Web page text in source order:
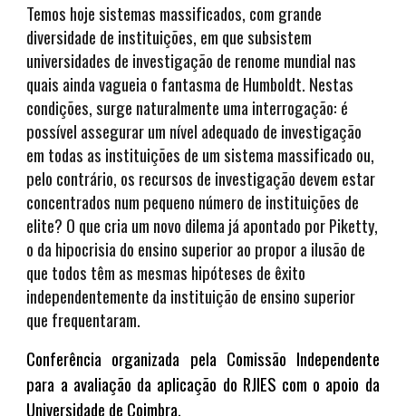
Temos hoje sistemas massificados, com grande
diversidade de instituições, em que subsistem
universidades de investigação de renome mundial nas
quais ainda vagueia o fantasma de Humboldt. Nestas
condições, surge naturalmente uma interrogação: é
possível assegurar um nível adequado de investigação
em todas as instituições de um sistema massificado ou,
pelo contrário, os recursos de investigação devem estar
concentrados num pequeno número de instituições de
elite? O que cria um novo dilema já apontado por Piketty,
o da hipocrisia do ensino superior ao propor a ilusão de
que todos têm as mesmas hipóteses de êxito
independentemente da instituição de ensino superior
que frequentaram.
Conferência organizada pela Comissão Independente
para a avaliação da aplicação do RJIES com o apoio da
Universidade de Coimbra.